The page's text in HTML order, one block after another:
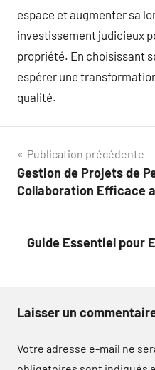
espace et augmenter sa
investissement judicieux
propriété. En choisissant
espérer une
qualité.
Navigation
de
Publication précédente
Gestion de Projets de
Collaboration Efficace
Guide Essentiel pour
Laisser un
Votre adresse e-mail ne